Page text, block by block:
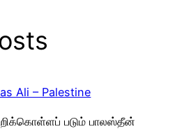
Ali – Palestine
படும் பாலஸ்தீன்